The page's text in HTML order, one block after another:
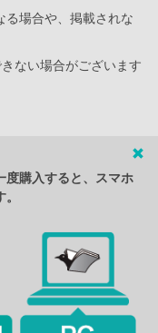
場合や、掲載されな
ない場合がございます
度購入すると、スマホ